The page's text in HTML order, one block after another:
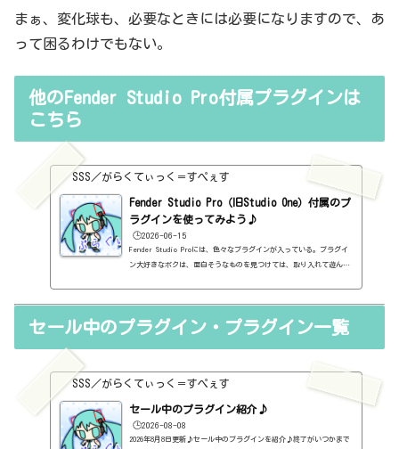
まぁ、変化球も、必要なときには必要になりますので、あ
って困るわけでもない。
他のFender Studio Pro付属プラグインは
こちら
SSS／がらくてぃっく＝すぺぇす
Fender Studio Pro（旧Studio One）付属のプ
ラグインを使ってみよう♪
🕒️2026-06-15
Fender Studio Proには、色々なプラグインが入っている。プラグイ
ン大好きなボクは、面白そうなものを見つけては、取り入れて遊んで
Pro付属のプラグインって、結構、良質だったりします。無料のプラ
o One）...
セール中のプラグイン・プラグイン一覧
SSS／がらくてぃっく＝すぺぇす
セール中のプラグイン紹介♪
🕒️2026-08-08
2026年8月8日更新♪セール中のプラグインを紹介♪終了がいつかまで